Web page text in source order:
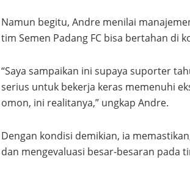
Namun begitu, Andre menilai
tim Semen Padang FC bisa bertahan di
“Saya sampaikan ini supaya suporter
serius untuk bekerja keras memenuhi
omon, ini realitanya,” ungkap Andre.
Dengan kondisi demikian, ia
dan mengevaluasi besar-besaran pada